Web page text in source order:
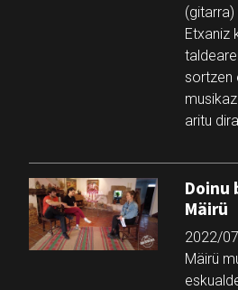
(gitarra)
Etxaniz
sortzen
aritu
Doinu
Mäirü
2022/
Mäirü